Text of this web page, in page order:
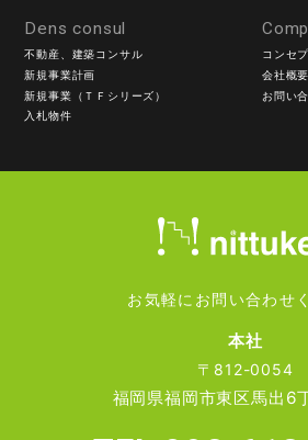
Dens consul
不動産、建築コンサル
新規事業計画
新規事業（ＴＦシリーズ）
入札物件
コンセ
会社概要
お問い
お気軽にお問い合わせ
本社
〒812-0054
福岡県福岡市東区馬出6